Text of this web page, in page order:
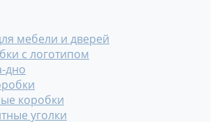
мебели и дверей
с логотипом
дно
коробки
уголки